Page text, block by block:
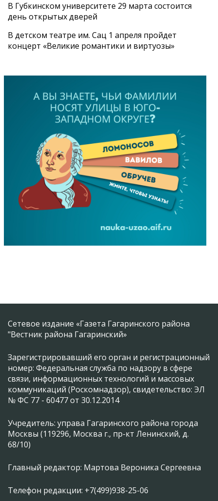
В Губкинском университете 29 марта состоится
день открытых дверей
В детском театре им. Сац 1 апреля пройдет
концерт «Великие романтики и виртуозы»
Сетевое издание «Газета Гагаринского района
"Вестник района Гагаринский»
Зарегистрировавший его орган и регистрационный
номер: Федеральная служба по надзору в сфере
связи, информационных технологий и массовых
коммуникаций (Роскомнадзор), свидетельство: ЭЛ
№ ФС 77 - 60477 от 30.12.2014
Учредитель: управа Гагаринского района города
Москвы (119296, Москва г., пр-кт Ленинский, д.
68/10)
Главный редактор: Мартова Вероника Сергеевна
Телефон редакции: +7(499)938-25-06